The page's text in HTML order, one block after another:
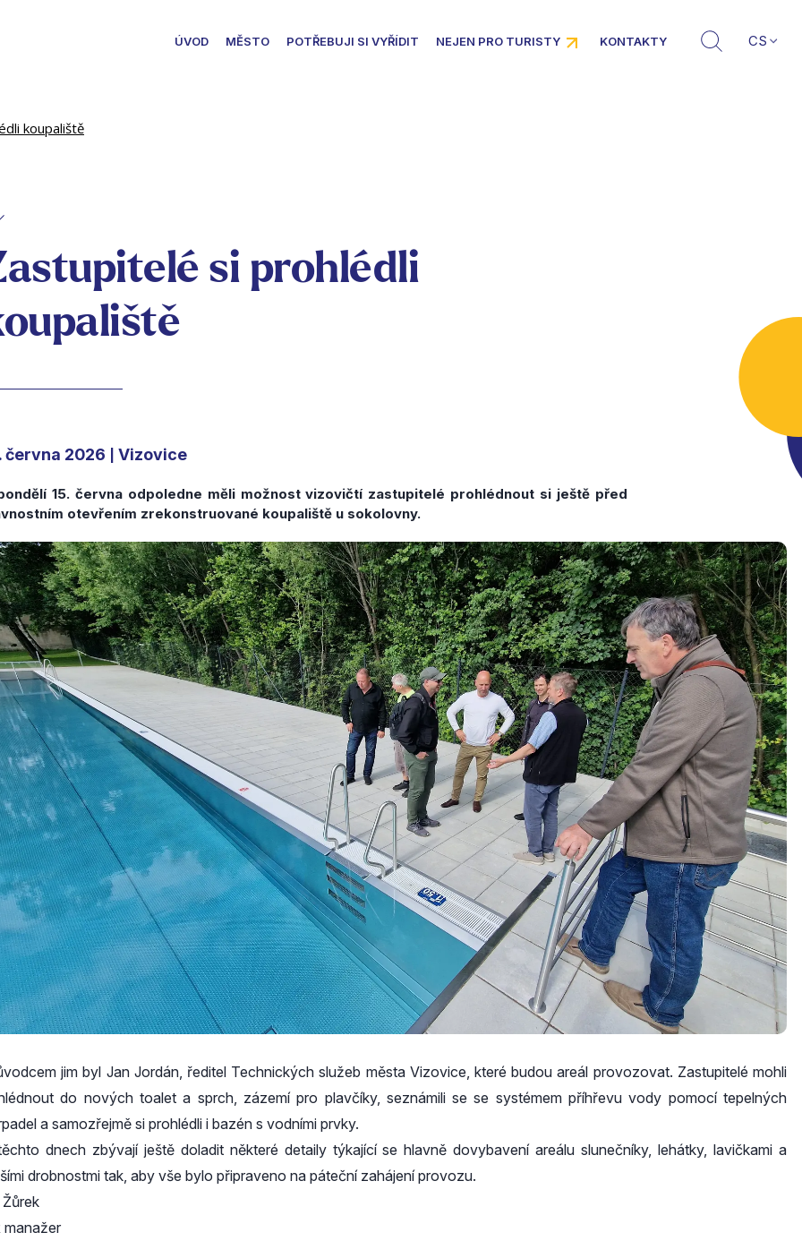
ÚVOD MĚSTO POTŘEBUJI SI VYŘÍDIT NEJEN PRO TURISTY KONTAKTY CS
koupaliště
si prohlédli
června 2026 Vizovice
15. června odpoledne měli možnost vizovičtí zastupitelé prohlédnout si ještě před
otevřením zrekonstruované koupaliště u sokolovny.
jim byl Jan Jordán, ředitel Technických služeb města Vizovice, které budou areál provozovat. Zastupitelé mohli
do nových toalet a sprch, zázemí pro plavčíky, seznámili se se systémem příhřevu vody pomocí tepelných
a samozřejmě si prohlédli i bazén s vodními prvky.
dnech zbývají ještě doladit některé detaily týkající se hlavně dovybavení areálu slunečníky, lehátky, lavičkami a
drobnostmi tak, aby vše bylo připraveno na páteční zahájení provozu.
manažer